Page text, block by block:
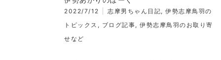
2022/7/12 志摩男ちゃん日記, 伊勢志摩鳥羽の
トピックス , ブログ記事, 伊勢志摩鳥羽のお取り寄
せなど